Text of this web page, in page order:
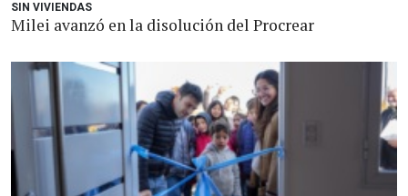
SIN VIVIENDAS
Milei avanzó en la disolución del Procrear